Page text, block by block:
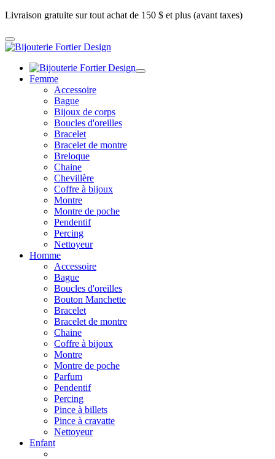
Livraison gratuite sur tout achat de 150 $ et plus (avant taxes)
Femme
Accessoire
Bague
Bijoux de corps
Boucles d'oreilles
Bracelet
Bracelet de montre
Breloque
Chaine
Chevillère
Coffre à bijoux
Montre
Montre de poche
Pendentif
Percing
Nettoyeur
Homme
Accessoire
Bague
Boucles d'oreilles
Bouton Manchette
Bracelet
Bracelet de montre
Chaine
Coffre à bijoux
Montre
Montre de poche
Parfum
Pendentif
Percing
Pince à billets
Pince à cravatte
Nettoyeur
Enfant